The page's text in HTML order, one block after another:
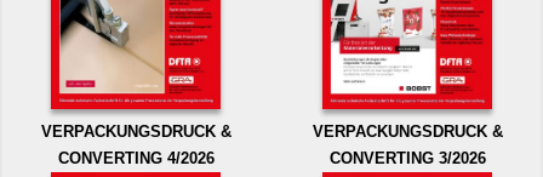
VERPACKUNGSDRUCK &
CONVERTING 4/2026
VERPACKUNGSDRUCK &
CONVERTING 3/2026